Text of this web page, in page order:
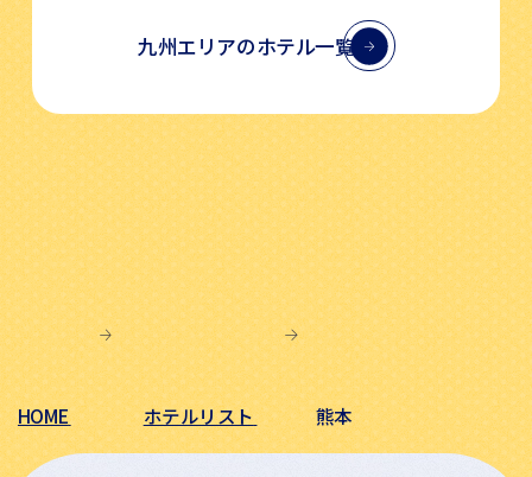
九州エリアのホテル一覧
についてはこちら
HOME ホテルリスト 熊本